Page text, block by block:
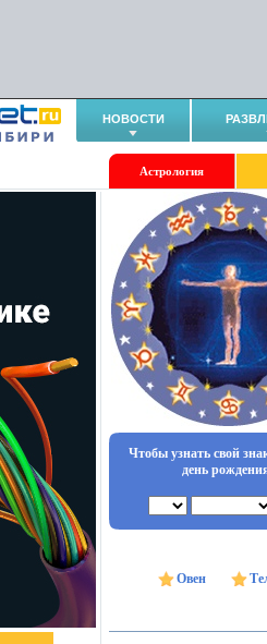
НОВОСТИ
Астрология
Чтобы узнать свой
день
Овен